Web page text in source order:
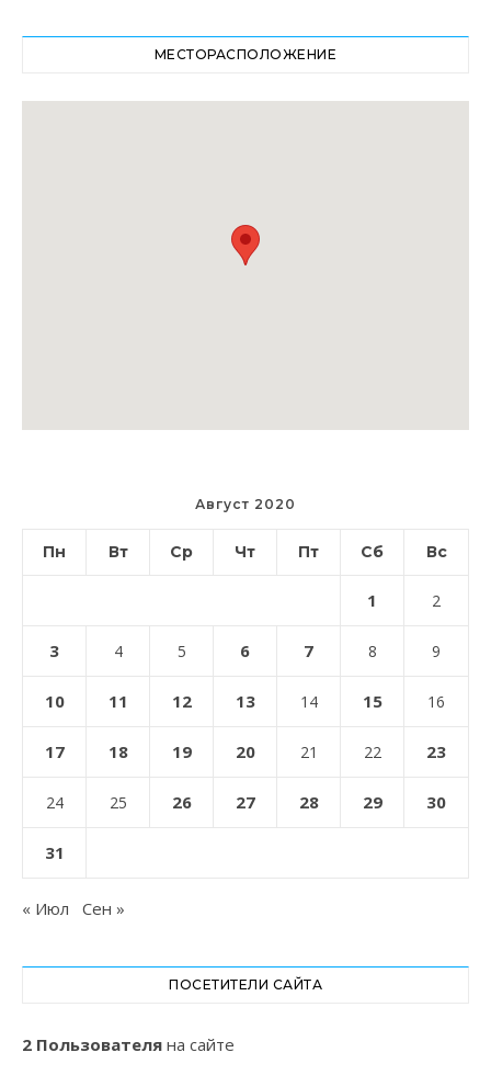
МЕСТОРАСПОЛОЖЕНИЕ
Август 2020
Пн Вт Ср Чт Пт Сб Вс
1 2
3 4 5 6 7 8 9
10 11 12 13 14 15 16
17 18 19 20 21 22 23
24 25 26 27 28 29 30
31
« Июл Сен »
ПОСЕТИТЕЛИ САЙТА
2 Пользователя на сайте